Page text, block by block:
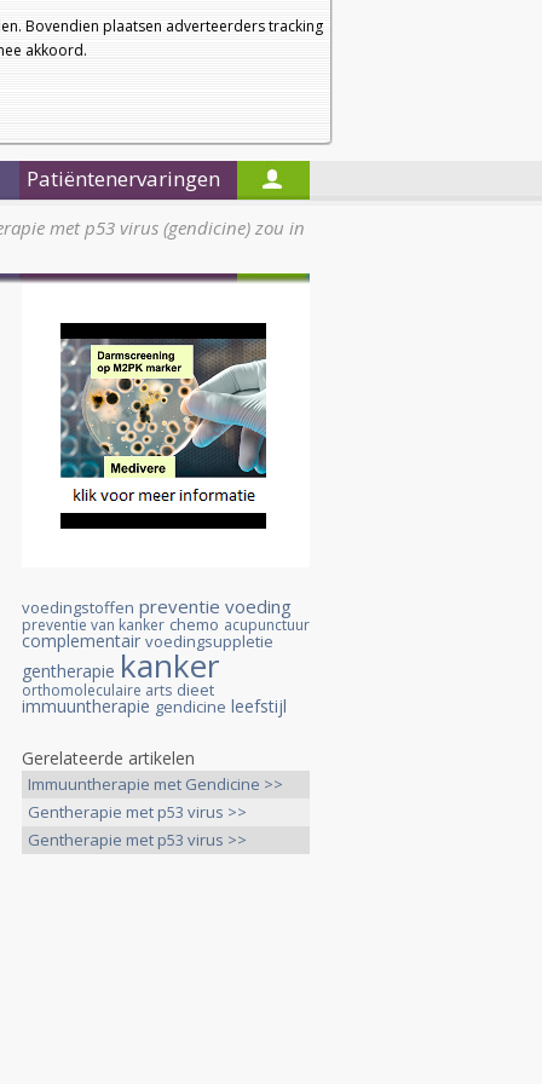
Bovendien plaatsen adverteerders tracking
akkoord.
a
a
Nieuwsbrief
Startpagina
Patiëntenervaringen
met p53 virus (gendicine) zou in
voedingstoffen preventie voeding
preventie van kanker chemo acupunctuur
complementair voedingsuppletie
gentherapie kanker
orthomoleculaire arts dieet
immuuntherapie gendicine leefstijl
Gerelateerde artikelen
Immuuntherapie met Gendicine >>
Gentherapie met p53 virus >>
Gentherapie met p53 virus >>